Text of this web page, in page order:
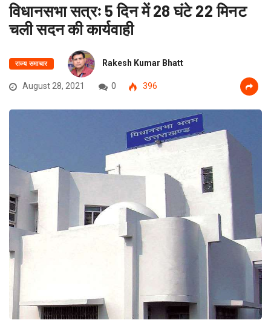
विधानसभा सत्रः 5 दिन में 28 घंटे 22 मिनट
चली सदन की कार्यवाही
राज्य समाचार Rakesh Kumar Bhatt
August 28, 2021 0 396